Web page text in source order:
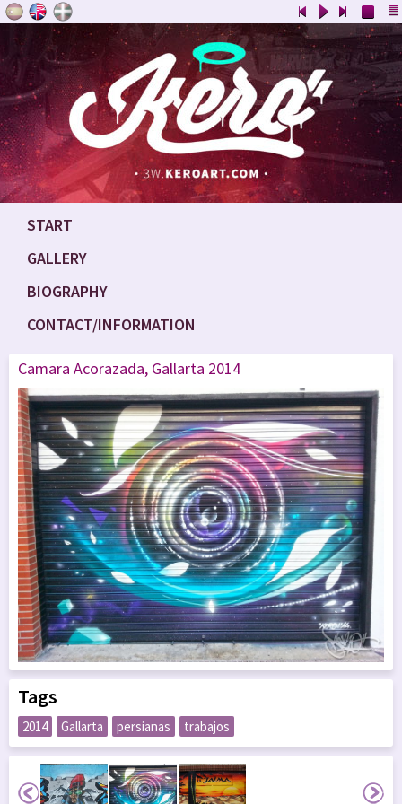
START
GALLERY
BIOGRAPHY
CONTACT/INFORMATION
Camara Acorazada, Gallarta 2014
Tags
2014 Gallarta persianas trabajos